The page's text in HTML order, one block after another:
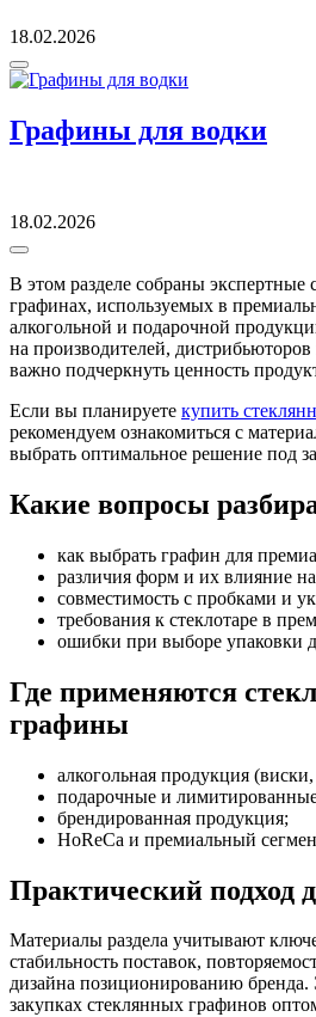
18.02.2026
Графины для водки
18.02.2026
В этом разделе собраны экспертные
графинах, используемых в
алкогольной и подарочной
на производителей,
важно подчеркнуть ценность
Если вы планируете купить
рекомендуем ознакомиться с
выбрать оптимальное решение под
Какие вопросы
как выбрать графин для
различия форм и их влияние
совместимость с пробками и
требования к стеклотаре в
ошибки при выборе упаковки
Где применяются
графины
алкогольная продукция
подарочные и
брендированная продукция;
HoReCa и премиальный
Практический подход
Материалы раздела учитывают
стабильность поставок,
дизайна позиционированию
закупках стеклянных графинов